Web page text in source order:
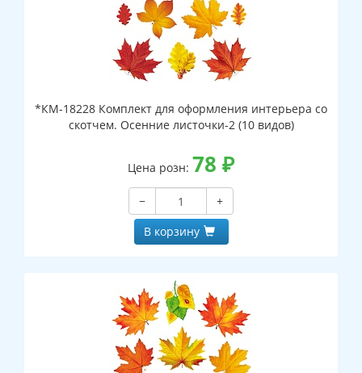
*КМ-18228 Комплект для оформления интерьера со
скотчем. Осенние листочки-2 (10 видов)
Цена розн: 78 ₽
−
+
В корзину